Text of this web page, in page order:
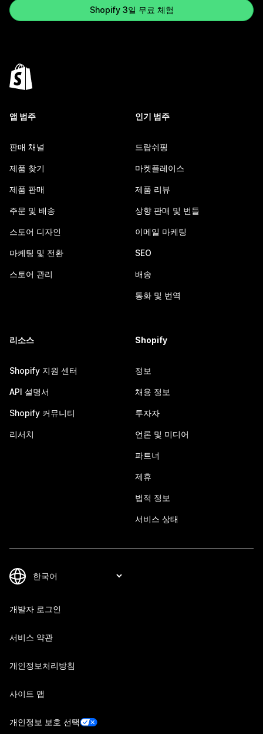
Shopify 3일 무료 체험
앱 범주
판매 채널
제품 찾기
제품 판매
주문 및 배송
스토어 디자인
마케팅 및 전환
스토어 관리
인기 범주
드랍쉬핑
마켓플레이스
제품 리뷰
상향 판매 및 번들
이메일 마케팅
SEO
배송
통화 및 번역
리소스
Shopify 지원 센터
API 설명서
Shopify 커뮤니티
리서치
Shopify
정보
채용 정보
투자자
언론 및 미디어
파트너
제휴
법적 정보
서비스 상태
개발자 로그인
서비스 약관
개인정보처리방침
사이트 맵
개인정보 보호 선택